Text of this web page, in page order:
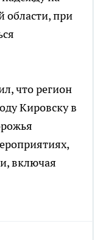
области, при
что регион
Кировску в
включая